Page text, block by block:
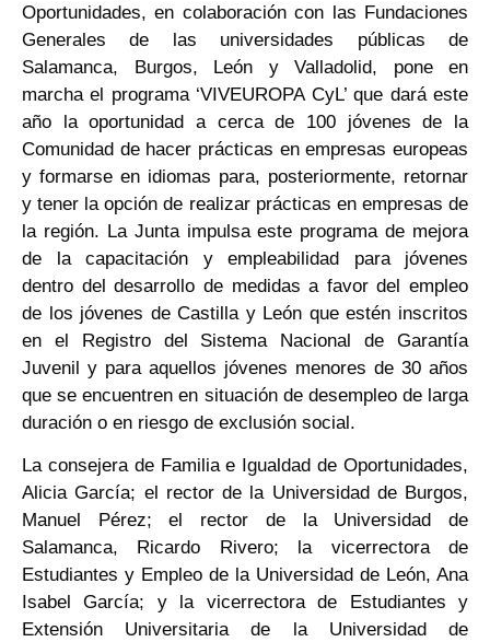
Oportunidades, en colaboración con las Fundaciones
Generales de las universidades públicas de
Salamanca, Burgos, León y Valladolid, pone en
marcha el programa ‘VIVEUROPA CyL’ que dará este
año la oportunidad a cerca de 100 jóvenes de la
Comunidad de hacer prácticas en empresas europeas
y formarse en idiomas para, posteriormente, retornar
y tener la opción de realizar prácticas en empresas de
la región. La Junta impulsa este programa de mejora
de la capacitación y empleabilidad para jóvenes
dentro del desarrollo de medidas a favor del empleo
de los jóvenes de Castilla y León que estén inscritos
en el Registro del Sistema Nacional de Garantía
Juvenil y para aquellos jóvenes menores de 30 años
que se encuentren en situación de desempleo de larga
duración o en riesgo de exclusión social.
La consejera de Familia e Igualdad de Oportunidades,
Alicia García; el rector de la Universidad de Burgos,
Manuel Pérez; el rector de la Universidad de
Salamanca, Ricardo Rivero; la vicerrectora de
Estudiantes y Empleo de la Universidad de León, Ana
Isabel García; y la vicerrectora de Estudiantes y
Extensión Universitaria de la Universidad de